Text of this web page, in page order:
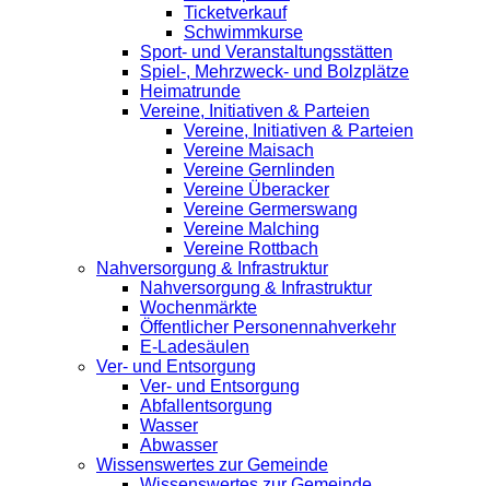
Ticketverkauf
Schwimmkurse
Sport- und Veranstaltungsstätten
Spiel-, Mehrzweck- und Bolzplätze
Heimatrunde
Vereine, Initiativen & Parteien
Vereine, Initiativen & Parteien
Vereine Maisach
Vereine Gernlinden
Vereine Überacker
Vereine Germerswang
Vereine Malching
Vereine Rottbach
Nahversorgung & Infrastruktur
Nahversorgung & Infrastruktur
Wochenmärkte
Öffentlicher Personennahverkehr
E-Ladesäulen
Ver- und Entsorgung
Ver- und Entsorgung
Abfallentsorgung
Wasser
Abwasser
Wissenswertes zur Gemeinde